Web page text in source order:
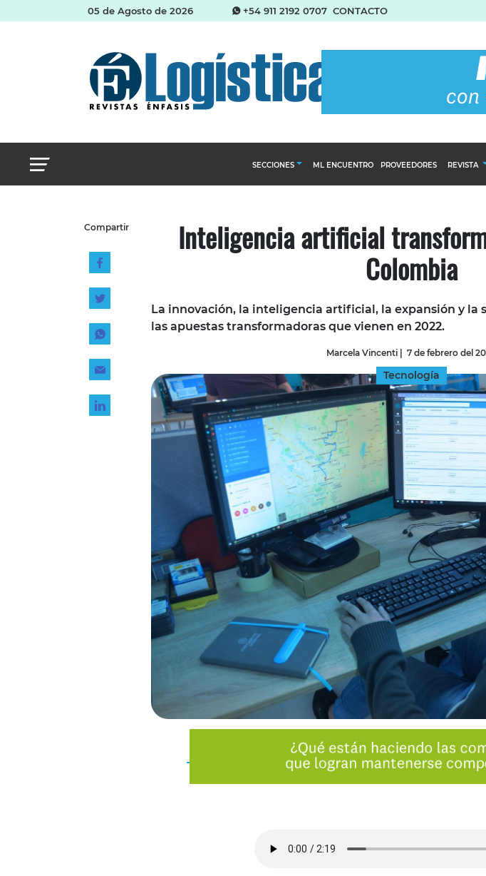
05 de Agosto de 2026 +54 911 2192 0707 CONTACTO
SECCIONES
Almacenes e inventarios
Cadena de Suministro del Agro
Management
Tecnología
ML ENCUENTRO PROVEEDORES REVISTA
Compartir Inteligencia artificial
Colombia
La innovación, la inteligencia artificial, la expansión y la
las apuestas transformadoras que vienen en 2022.
Marcela Vincenti 7 de febrero del
Tecnología